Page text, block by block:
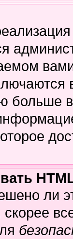
больше
ли
скорее